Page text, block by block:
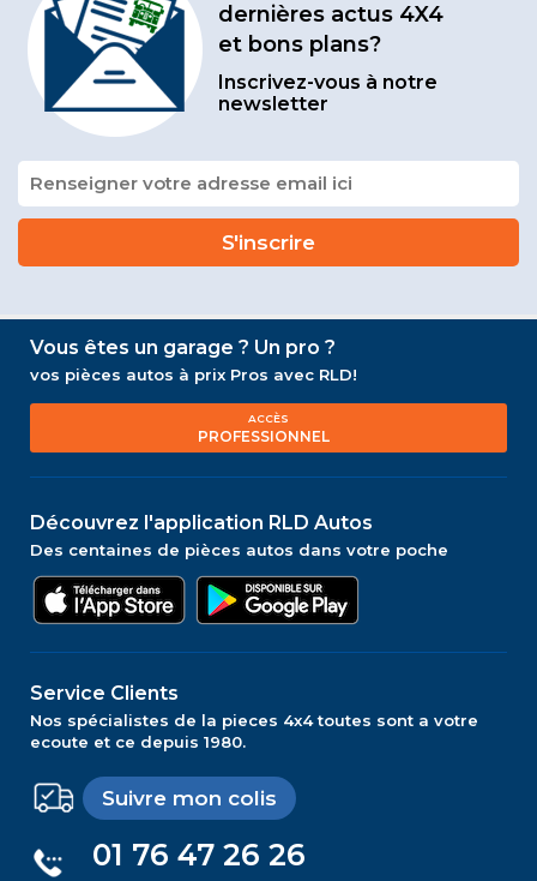
dernières actus 4X4
et bons plans?
Inscrivez-vous à notre
newsletter
Vous êtes un garage ? Un pro ?
vos pièces autos à prix Pros avec RLD!
ACCÈS
PROFESSIONNEL
Découvrez l'application RLD Autos
Des centaines de pièces autos dans votre poche
Service Clients
Nos spécialistes de la pieces 4x4 toutes sont a votre
ecoute et ce depuis 1980.
Suivre mon colis
01 76 47 26 26